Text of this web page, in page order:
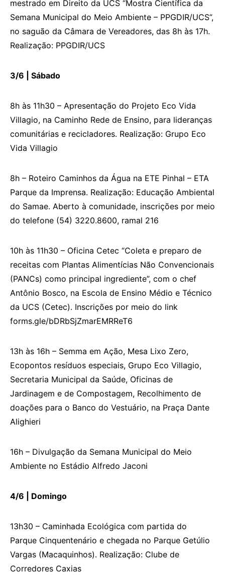
mestrado em Direito da UCS “Mostra Científica da
Semana Municipal do Meio Ambiente – PPGDIR/UCS”,
no saguão da Câmara de Vereadores, das 8h às 17h.
Realização: PPGDIR/UCS
3/6 | Sábado
8h às 11h30 – Apresentação do Projeto Eco Vida
Villagio, na Caminho Rede de Ensino, para lideranças
comunitárias e recicladores. Realização: Grupo Eco
Vida Villagio
8h – Roteiro Caminhos da Água na ETE Pinhal – ETA
Parque da Imprensa. Realização: Educação Ambiental
do Samae. Aberto à comunidade, inscrições por meio
do telefone (54) 3220.8600, ramal 216
10h às 11h30 – Oficina Cetec “Coleta e preparo de
receitas com Plantas Alimentícias Não Convencionais
(PANCs) como principal ingrediente”, com o chef
Antônio Bosco, na Escola de Ensino Médio e Técnico
da UCS (Cetec). Inscrições por meio do link
forms.gle/bDRbSjZmarEMRReT6
13h às 16h – Semma em Ação, Mesa Lixo Zero,
Ecopontos resíduos especiais, Grupo Eco Villagio,
Secretaria Municipal da Saúde, Oficinas de
Jardinagem e de Compostagem, Recolhimento de
doações para o Banco do Vestuário, na Praça Dante
Alighieri
16h – Divulgação da Semana Municipal do Meio
Ambiente no Estádio Alfredo Jaconi
4/6 Domingo
13h30 – Caminhada Ecológica com partida do
Parque Cinquentenário e chegada no Parque Getúlio
Vargas (Macaquinhos). Realização: Clube de
Corredores Caxias